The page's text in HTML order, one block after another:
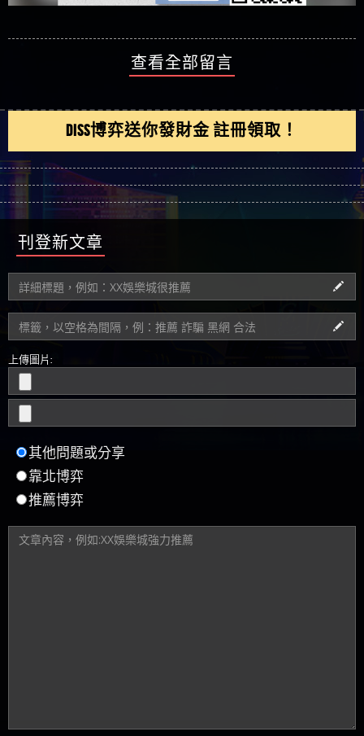
刊登新文章
上傳圖片:
推薦博弈